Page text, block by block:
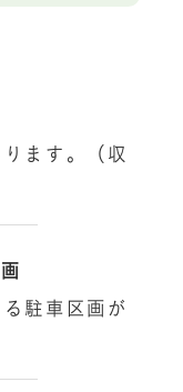
ます。（収
駐車区画が